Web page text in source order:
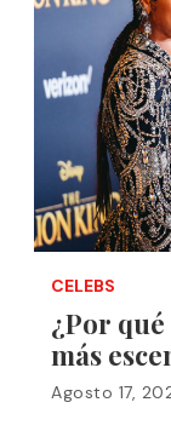
CELEBS
¿Por
más
Agosto 17,